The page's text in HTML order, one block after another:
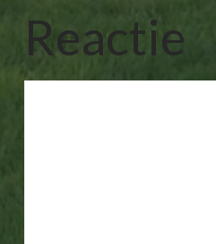
Reactie